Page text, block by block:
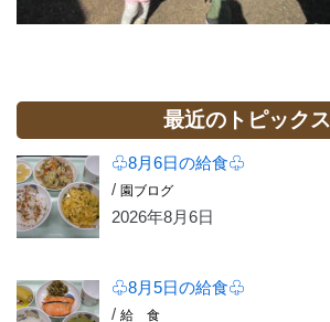
最近のトピックス
♧8月6日の給食♧
/園ブログ
2026年8月6日
♧8月5日の給食♧
/給 食